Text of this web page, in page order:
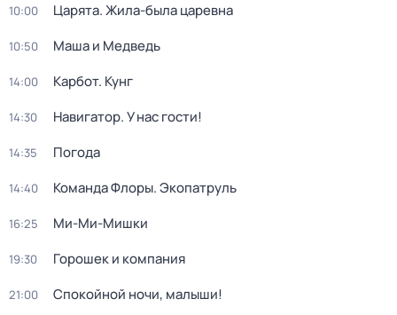
10:00 Царята. Жила-была царевна
10:50 Маша и Медведь
14:00 Карбот. Кунг
14:30 Навигатор. У нас гости!
14:35 Погода
14:40 Команда Флоры. Экопатруль
16:25 Ми-Ми-Мишки
19:30 Горошек и компания
21:00 Спокойной ночи, малыши!